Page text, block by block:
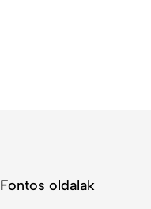
Fontos oldalak